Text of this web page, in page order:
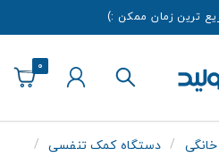
ترین زمان ممکن :)
0
دستگاه کمک تنفسی